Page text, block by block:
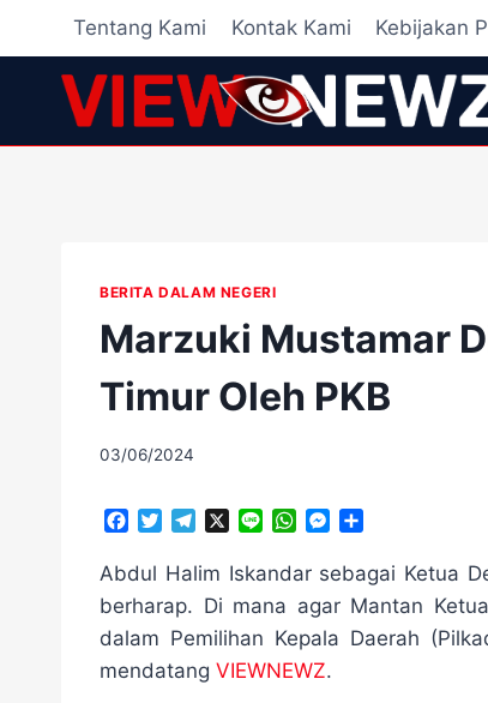
content
Tentang Kami Kontak Kami Kebijakan
BERITA DALAM NEGERI
Marzuki Mustamar
Timur Oleh PKB
By
03/06/2024
c
e
b
o
o
t
e
r
l
e
g
r
a
m
n
W
a
s
A
p
M
s
e
n
a
r
e
Abdul Halim Iskandar sebagai Ketua
berharap. Di mana agar Mantan
dalam Pemilihan Kepala Daerah
mendatang VIEWNEWZ.